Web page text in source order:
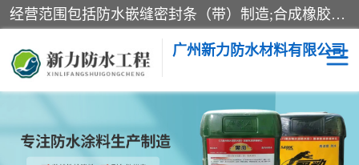
经营范围包括防水嵌缝密封条（带）制造;合成橡胶制造（监控化学品、危险化学品除外）;沥青混合物制造;防水胶粘带制造;其他合成材料制造（监控化学品、危险化学品除外）;涂料制造（监控化学品、危险化学品除外）;建筑结构防水补漏;防水建筑材料制造;粘合剂制造（监控化学品、危险化学品除外）;涂料零售;广州新力防水材料有限公司具有1处分支机构。
广州新力防水材料有限公司
黑豹防水胶 建筑108胶水